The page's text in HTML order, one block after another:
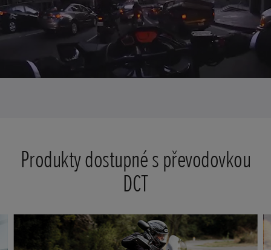
Produkty dostupné s převodovkou
DCT